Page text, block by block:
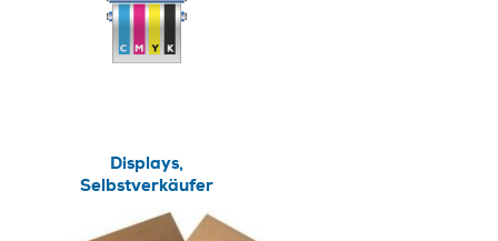
Displays,
Selbstverkäufer